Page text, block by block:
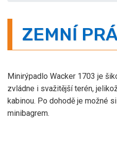
ZEMNÍ
Minirýpadlo Wacker 1703 je
zvládne i svažitější terén,
kabinou. Po dohodě je možné
minibagrem.